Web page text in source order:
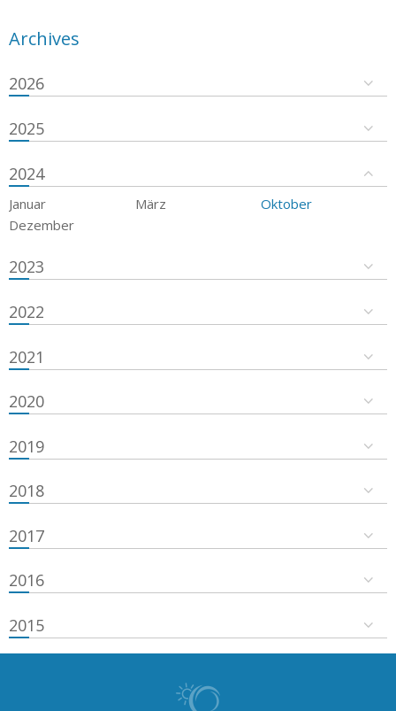
Archives
2026
2025
2024
Januar März
Oktober
Dezember
2023
2022
2021
2020
2019
2018
2017
2016
2015